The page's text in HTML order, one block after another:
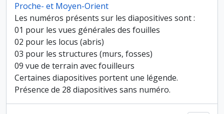
Proche- et Moyen-Orient
Les numéros présents sur les diapositives sont :
01 pour les vues générales des fouilles
02 pour les locus (abris)
03 pour les structures (murs, fosses)
09 vue de terrain avec fouilleurs
Certaines diapositives portent une légende.
Présence de 28 diapositives sans numéro.